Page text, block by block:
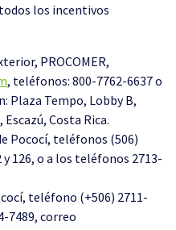
los incentivos
PROCOMER,
, teléfonos: 800-7762-6637 o
Plaza Tempo, Lobby B,
Costa Rica.
Pococí, teléfonos (506)
126, o a los teléfonos 2713-
teléfono (+506) 2711-
7489, correo